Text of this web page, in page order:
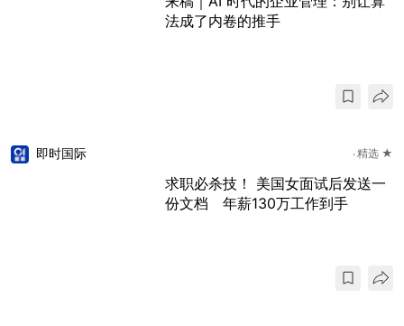
法成了内卷的推手
即时国际 精选 ★
求职必杀技！ 美国女面试后发送一
份文档 年薪130万工作到手